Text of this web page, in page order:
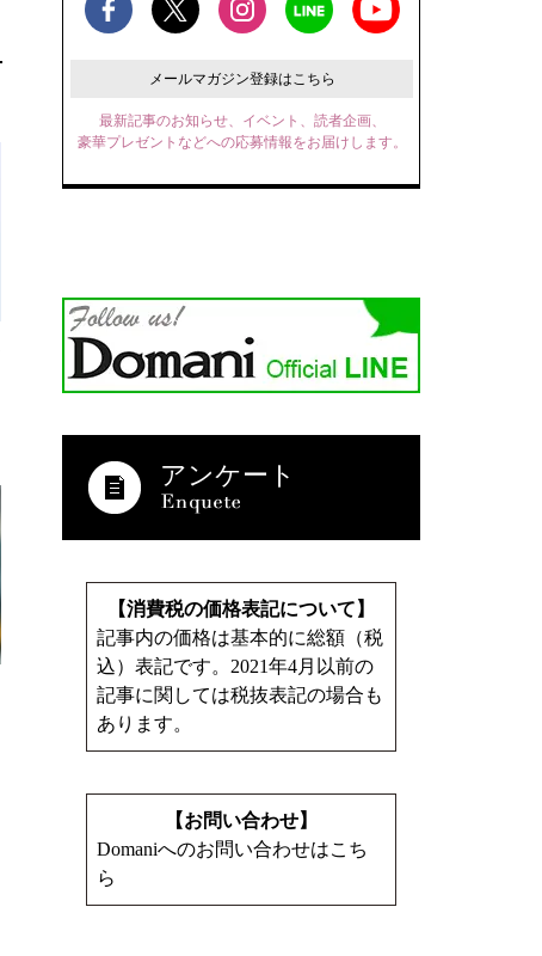
メールマガジン登録はこちら
最新記事のお知らせ、イベント、読者企画、
豪華プレゼントなどへの応募情報をお届けします。
アンケート
【消費税の価格表記について】
記事内の価格は基本的に総額（税
込）表記です。2021年4月以前の
記事に関しては税抜表記の場合も
あります。
【お問い合わせ】
Domaniへのお問い合わせはこち
ら